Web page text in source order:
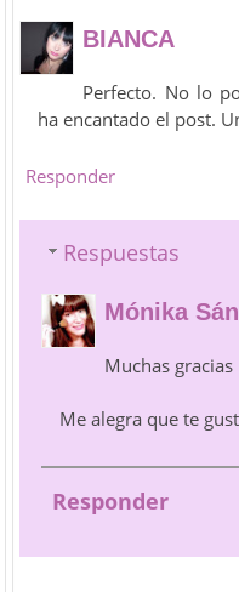
BIANCA
Perfecto. No lo
ha encantado el post.
Responder
Respuestas
Mónika
Muchas gracias
Me alegra que te
Responder